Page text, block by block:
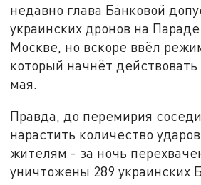
недавно глава Банковой
украинских дронов на
Москве, но вскоре ввёл
который начнёт действовать
мая.
Правда, до перемирия
нарастить количество
жителям - за ночь
уничтожены 289 украинских